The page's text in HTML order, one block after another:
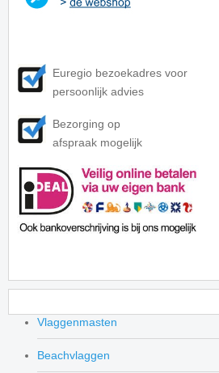
Euregio bezoekadres voor
persoonlijk advies
Bezorging op
afspraak mogelijk
Vlaggenmasten
Beachvlaggen